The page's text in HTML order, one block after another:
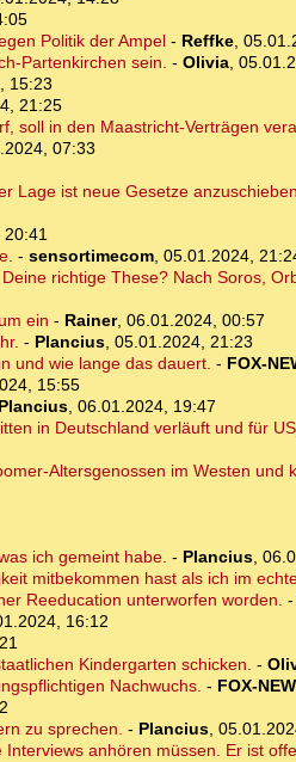
Politik der Ampel- Reffke,
Partenkirchen sein. - Olivia,
15:23
21:25
soll in den Maastricht-Verträgen
07:33
Lage ist neue Gesetze
20:41
- sensortimecom, 05.01.2024,
richtige These? Nach Soros,
ein - Rainer, 06.01.2024, 00:57
- Plancius, 05.01.2024, 21:23
und wie lange das dauert. - FOX-
15:55
Plancius, 06.01.2024, 19:47
in Deutschland verläuft und für
Altersgenossen im Westen
ich gemeint habe. - Plancius,
mitbekommen hast als ich im
Reeducation unterworfen worden. -
16:12
Kindergarten schicken. -
Nachwuchs. - FOX-
zu sprechen. - Plancius,
anhören müssen. Er ist